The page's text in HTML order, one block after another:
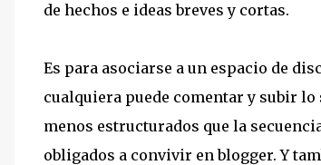
de hechos e ideas breves y cortas.
Es para asociarse a un espacio de
cualquiera puede comentar y subir
menos estructurados que la
obligados a convivir en blogger. Y